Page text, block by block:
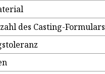
des Casting-Formulars